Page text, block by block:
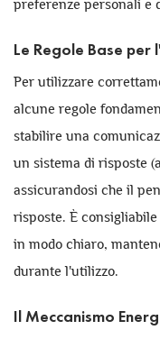
preferenze personali e
Le Regole Base
Per utilizzare
alcune regole
stabilire una
un sistema di risposte
assicurandosi che il
risposte. È
in modo chiaro,
durante l'utilizzo.
Il Meccanismo